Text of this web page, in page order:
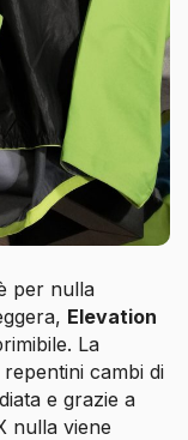
per nulla
Elevation
La
cambi di
e grazie a
nulla viene